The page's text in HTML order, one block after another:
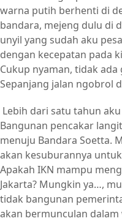
warna putih berhenti di
bandara, mejeng dulu di
unyil yang sudah aku
dengan kecepatan pada
Cukup nyaman, tidak
Sepanjang jalan ngobrol
Lebih dari satu tahun
Bangunan pencakar
menuju Bandara Soetta.
akan kesuburannya
Apakah IKN mampu
Jakarta? Mungkin ya…,
tidak bangunan
akan bermunculan